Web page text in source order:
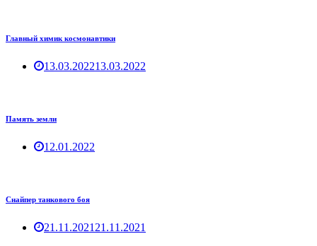
Главный химик космонавтики
13.03.202213.03.2022
Память земли
12.01.2022
Снайпер танкового боя
21.11.2021 21.11.2021